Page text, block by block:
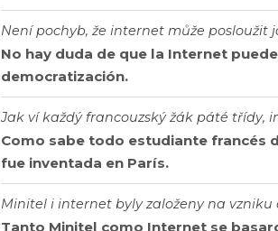
Není pochyb, že internet může posloužit
No hay duda de que la Internet
democratización.
Jak ví každý francouzský žák páté třídy,
Como sabe todo estudiante francés
fue inventada en París.
Minitel i internet byly založeny na
Tanto Minitel como Internet se